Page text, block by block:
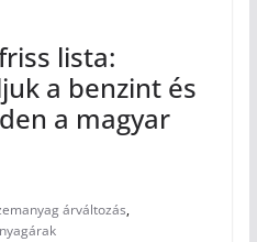
lista:
a benzint és
a magyar
árváltozás,